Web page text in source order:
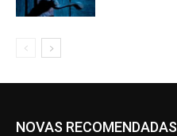
NOVAS RECOMENDADAS